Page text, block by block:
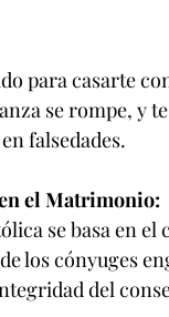
para casarte
se rompe, y
falsedades.
el Matrimonio:
se basa en
los cónyuges
del